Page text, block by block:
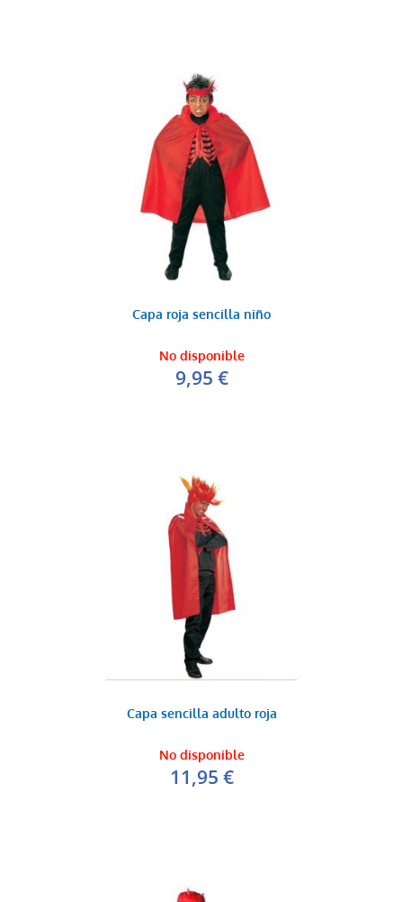
Capa roja sencilla niño
No disponible
9,95 €
Capa sencilla adulto roja
No disponible
11,95 €